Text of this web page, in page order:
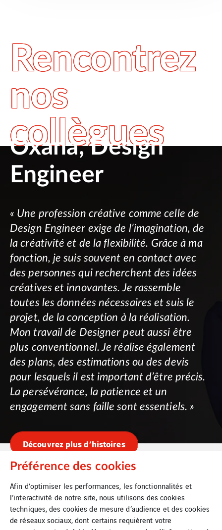
Rencontrez
nos
collègues
Oxana, Design
Engineer
« Une profession créative comme celle de
Design Engineer exige de l’imagination, de
la créativité et de la flexibilité. Grâce à ma
fonction, je suis souvent en contact avec
des personnes qui recherchent des idées
créatives et innovantes. Je rassemble
toutes les données nécessaires et suis le
projet, de la conception à la réalisation.
Mon travail de Designer peut aussi être
plus conventionnel. Je réalise également
des plans, des estimations ou des devis
pour lesquels il est important d’être précis.
La persévérance, la patience et un
engagement sans faille sont essentiels. »
Découvrez plus d’histoires
VINCI Energies Belgium
Préférence des cookies
Afin d’optimiser les performances, les fonctionnalités et
l’interactivité de notre site, nous utilisons des cookies
techniques, des cookies de mesure d’audience et des cookies
de réseaux sociaux, dont certains requièrent votre